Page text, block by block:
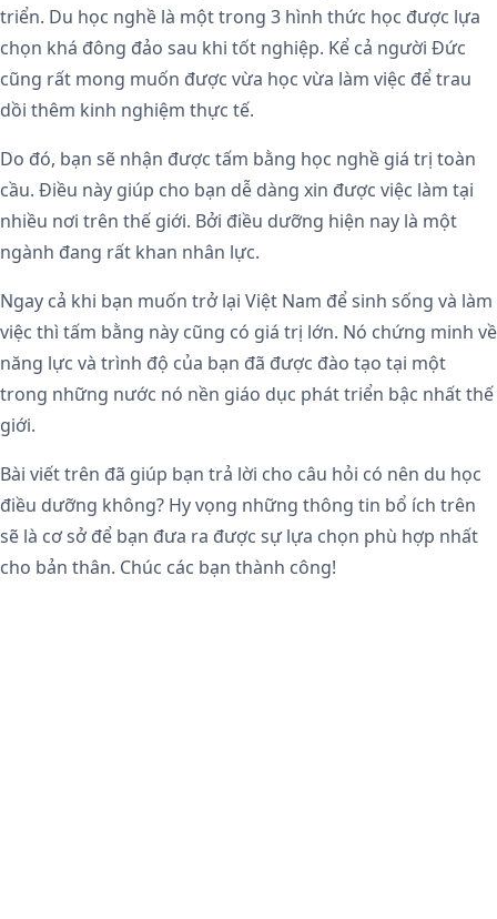
triển. Du học nghề là một trong 3 hình thức học được lựa
chọn khá đông đảo sau khi tốt nghiệp. Kể cả người Đức
cũng rất mong muốn được vừa học vừa làm việc để trau
dồi thêm kinh nghiệm thực tế.
Do đó, bạn sẽ nhận được tấm bằng học nghề giá trị toàn
cầu. Điều này giúp cho bạn dễ dàng xin được việc làm tại
nhiều nơi trên thế giới. Bởi điều dưỡng hiện nay là một
ngành đang rất khan nhân lực.
Ngay cả khi bạn muốn trở lại Việt Nam để sinh sống và làm
việc thì tấm bằng này cũng có giá trị lớn. Nó chứng minh về
năng lực và trình độ của bạn đã được đào tạo tại một
trong những nước nó nền giáo dục phát triển bậc nhất thế
giới.
Bài viết trên đã giúp bạn trả lời cho câu hỏi có nên du học
điều dưỡng không? Hy vọng những thông tin bổ ích trên
sẽ là cơ sở để bạn đưa ra được sự lựa chọn phù hợp nhất
cho bản thân. Chúc các bạn thành công!